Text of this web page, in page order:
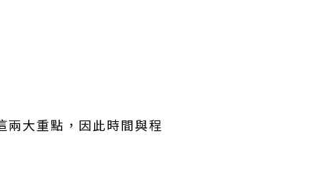
兩大重點，因此時間與程